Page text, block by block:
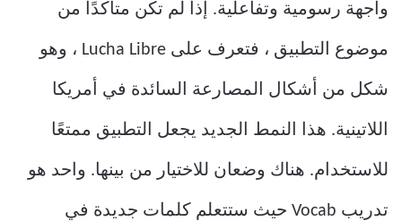
واجهة رسومية وتفاعلية. إذا لم تكن متأكدًا من
موضوع التطبيق ، فتعرف على Lucha Libre ، وهو
شكل من أشكال المصارعة السائدة في أمريكا
اللاتينية. هذا النمط الجديد يجعل التطبيق ممتعًا
للاستخدام. هناك وضعان للاختيار من بينها. واحد هو
تدريب Vocab حيث ستتعلم كلمات جديدة في